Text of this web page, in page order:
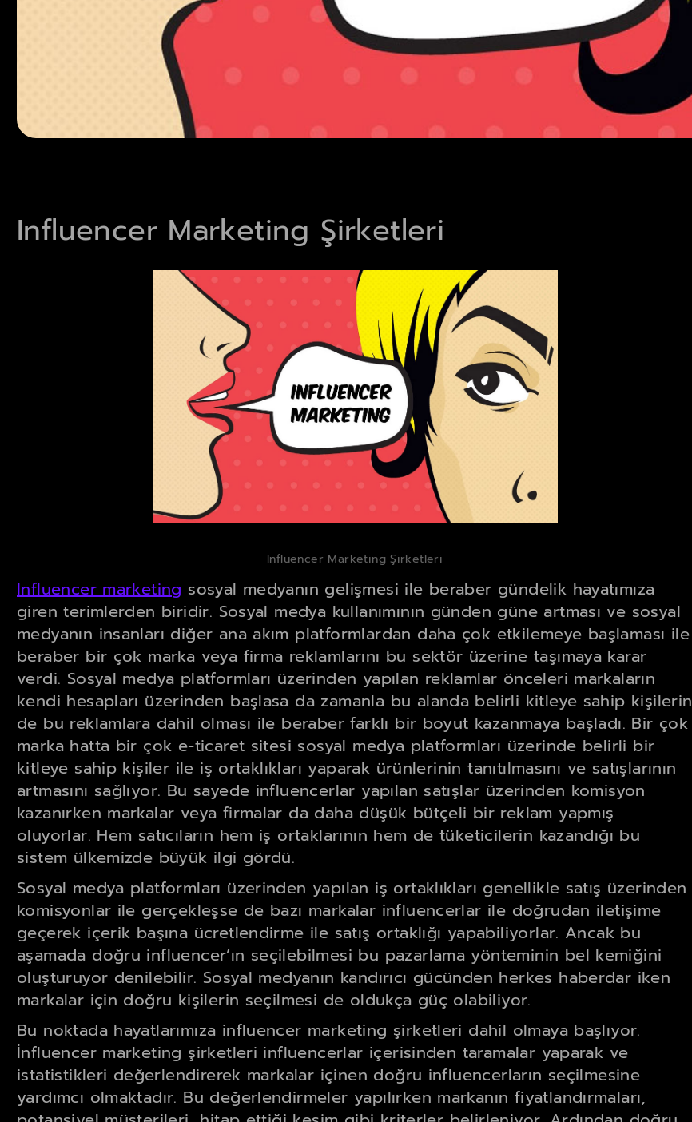
Influencer Marketing Şirketleri
Influencer Marketing Şirketleri
Influencer marketing sosyal medyanın gelişmesi ile beraber gündelik hayatımıza
giren terimlerden biridir. Sosyal medya kullanımının günden güne artması ve sosyal
medyanın insanları diğer ana akım platformlardan daha çok etkilemeye başlaması ile
beraber bir çok marka veya firma reklamlarını bu sektör üzerine taşımaya karar
verdi. Sosyal medya platformları üzerinden yapılan reklamlar önceleri markaların
kendi hesapları üzerinden başlasa da zamanla bu alanda belirli kitleye sahip kişilerin
de bu reklamlara dahil olması ile beraber farklı bir boyut kazanmaya başladı. Bir çok
marka hatta bir çok e-ticaret sitesi sosyal medya platformları üzerinde belirli bir
kitleye sahip kişiler ile iş ortaklıkları yaparak ürünlerinin tanıtılmasını ve satışlarının
artmasını sağlıyor. Bu sayede influencerlar yapılan satışlar üzerinden komisyon
kazanırken markalar veya firmalar da daha düşük bütçeli bir reklam yapmış
oluyorlar. Hem satıcıların hem iş ortaklarının hem de tüketicilerin kazandığı bu
sistem ülkemizde büyük ilgi gördü.
Sosyal medya platformları üzerinden yapılan iş ortaklıkları genellikle satış üzerinden
komisyonlar ile gerçekleşse de bazı markalar influencerlar ile doğrudan iletişime
geçerek içerik başına ücretlendirme ile satış ortaklığı yapabiliyorlar. Ancak bu
aşamada doğru influencer’ın seçilebilmesi bu pazarlama yönteminin bel kemiğini
oluşturuyor denilebilir. Sosyal medyanın kandırıcı gücünden herkes haberdar iken
markalar için doğru kişilerin seçilmesi de oldukça güç olabiliyor.
Bu noktada hayatlarımıza influencer marketing şirketleri dahil olmaya başlıyor.
İnfluencer marketing şirketleri influencerlar içerisinden taramalar yaparak ve
istatistikleri değerlendirerek markalar içinen doğru influencerların seçilmesine
yardımcı olmaktadır. Bu değerlendirmeler yapılırken markanın fiyatlandırmaları,